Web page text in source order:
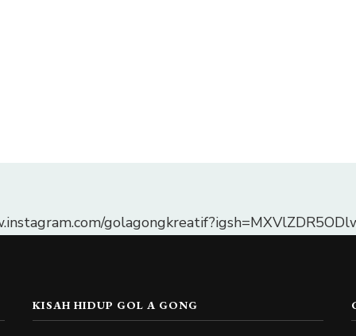
KISAH HIDUP GOL A GONG